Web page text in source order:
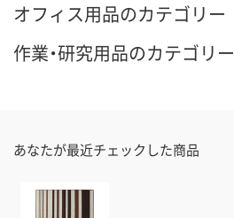
オフィス用品のカテゴリー
作業・研究用品のカテゴリー
あなたが最近チェックした商品